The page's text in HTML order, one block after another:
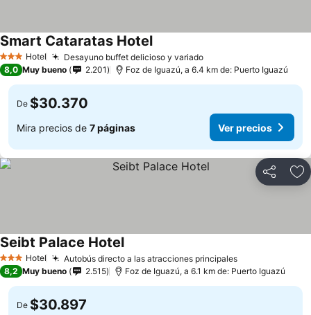
3 Estrellas
Hotel Desayuno buffet delicioso y variado
Smart Cataratas Hotel
8,0 Muy bueno 2.201 Foz de Iguazú, a 6.4 km de: Puerto Iguazú
De $30.370
Mira precios de 7 páginas Ver precios
Compartir
3 Estrellas
Hotel Autobús directo a las atracciones principales
Seibt Palace Hotel
8,2 Muy bueno 2.515 Foz de Iguazú, a 6.1 km de: Puerto Iguazú
De $30.897